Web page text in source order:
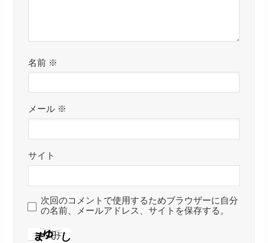
名前 ※
メール ※
サイト
次回のコメントで使用するためブラウザーに自分
の名前、メールアドレス、サイトを保存する。